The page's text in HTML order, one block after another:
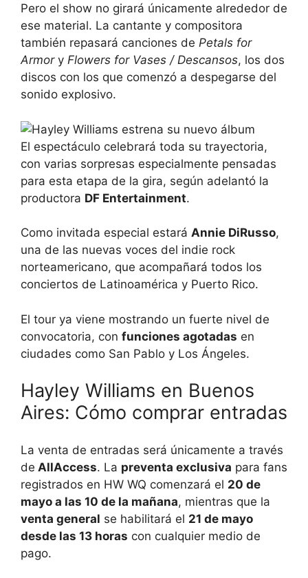
Pero el show no girará únicamente alrededor de
ese material. La cantante y compositora
también repasará canciones de Petals for
Armor y Flowers for Vases / Descansos, los dos
discos con los que comenzó a despegarse del
sonido explosivo.
El espectáculo celebrará toda su trayectoria,
con varias sorpresas especialmente pensadas
para esta etapa de la gira, según adelantó la
productora DF Entertainment.
Como invitada especial estará Annie DiRusso,
una de las nuevas voces del indie rock
norteamericano, que acompañará todos los
conciertos de Latinoamérica y Puerto Rico.
El tour ya viene mostrando un fuerte nivel de
convocatoria, con funciones agotadas en
ciudades como San Pablo y Los Ángeles.
Hayley Williams en Buenos
Aires: Cómo comprar entradas
La venta de entradas será únicamente a través
de AllAccess. La preventa exclusiva para fans
registrados en HW WQ comenzará el 20 de
mayo a las 10 de la mañana, mientras que la
venta general se habilitará el 21 de mayo
desde las 13 horas con cualquier medio de
pago.